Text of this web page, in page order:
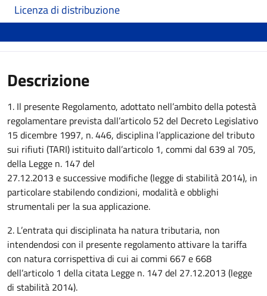
Licenza di distribuzione
Descrizione
1. Il presente Regolamento, adottato nell’ambito della potestà
regolamentare prevista dall’articolo 52 del Decreto Legislativo
15 dicembre 1997, n. 446, disciplina l’applicazione del tributo
sui rifiuti (TARI) istituito dall’articolo 1, commi dal 639 al 705,
della Legge n. 147 del
27.12.2013 e successive modifiche (legge di stabilità 2014), in
particolare stabilendo condizioni, modalità e obblighi
strumentali per la sua applicazione.
2. L’entrata qui disciplinata ha natura tributaria, non
intendendosi con il presente regolamento attivare la tariffa
con natura corrispettiva di cui ai commi 667 e 668
dell’articolo 1 della citata Legge n. 147 del 27.12.2013 (legge
di stabilità 2014).